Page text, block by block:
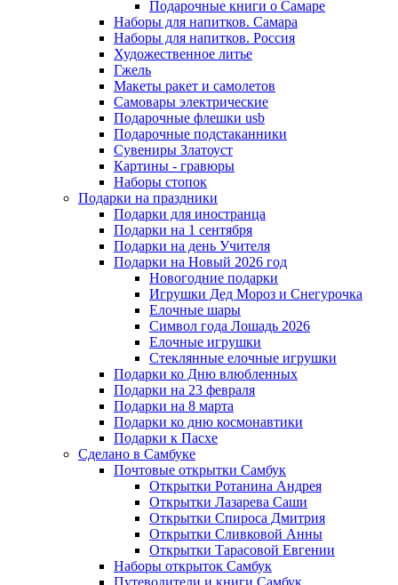
Подарочные книги о Самаре
Наборы для напитков. Самара
Наборы для напитков. Россия
Художественное литье
Гжель
Макеты ракет и самолетов
Самовары электрические
Подарочные флешки usb
Подарочные подстаканники
Сувениры Златоуст
Картины - гравюры
Наборы стопок
Подарки на праздники
Подарки для иностранца
Подарки на 1 сентября
Подарки на день Учителя
Подарки на Новый 2026 год
Новогодние подарки
Игрушки Дед Мороз и Снегурочка
Елочные шары
Символ года Лошадь 2026
Елочные игрушки
Стеклянные елочные игрушки
Подарки ко Дню влюбленных
Подарки на 23 февраля
Подарки на 8 марта
Подарки ко дню космонавтики
Подарки к Пасхе
Сделано в Самбуке
Почтовые открытки Самбук
Открытки Ротанина Андрея
Открытки Лазарева Саши
Открытки Спироса Дмитрия
Открытки Сливковой Анны
Открытки Тарасовой Евгении
Наборы открыток Самбук
Путеводители и книги Самбук